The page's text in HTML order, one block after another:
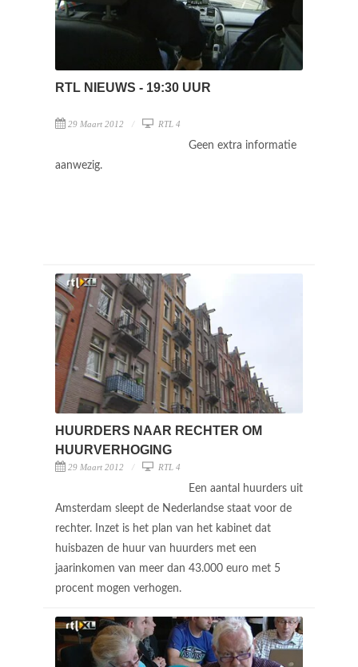
RTL NIEUWS - 19:30 UUR
29 Maart 2012 RTL 4
Geen extra informatie
aanwezig.
HUURDERS NAAR RECHTER OM
HUURVERHOGING
29 Maart 2012 RTL 4
Een aantal huurders uit
Amsterdam sleept de Nederlandse staat voor de
rechter. Inzet is het plan van het kabinet dat
huisbazen de huur van huurders met een
jaarinkomen van meer dan 43.000 euro met 5
procent mogen verhogen.